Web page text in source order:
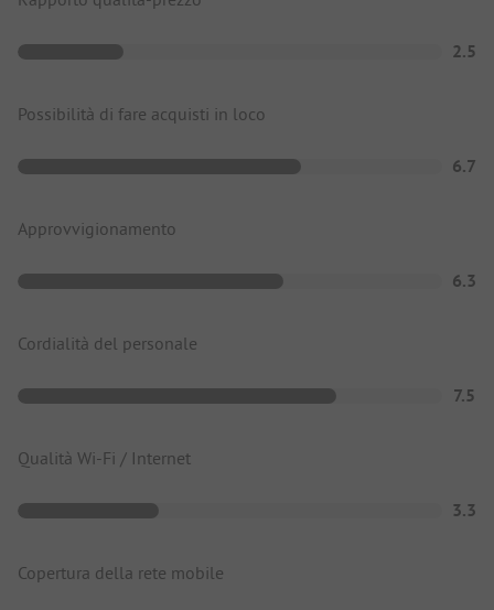
2.5
Possibilità di fare acquisti in loco
6.7
Approvvigionamento
6.3
Cordialità del personale
7.5
Qualità Wi-Fi / Internet
3.3
Copertura della rete mobile